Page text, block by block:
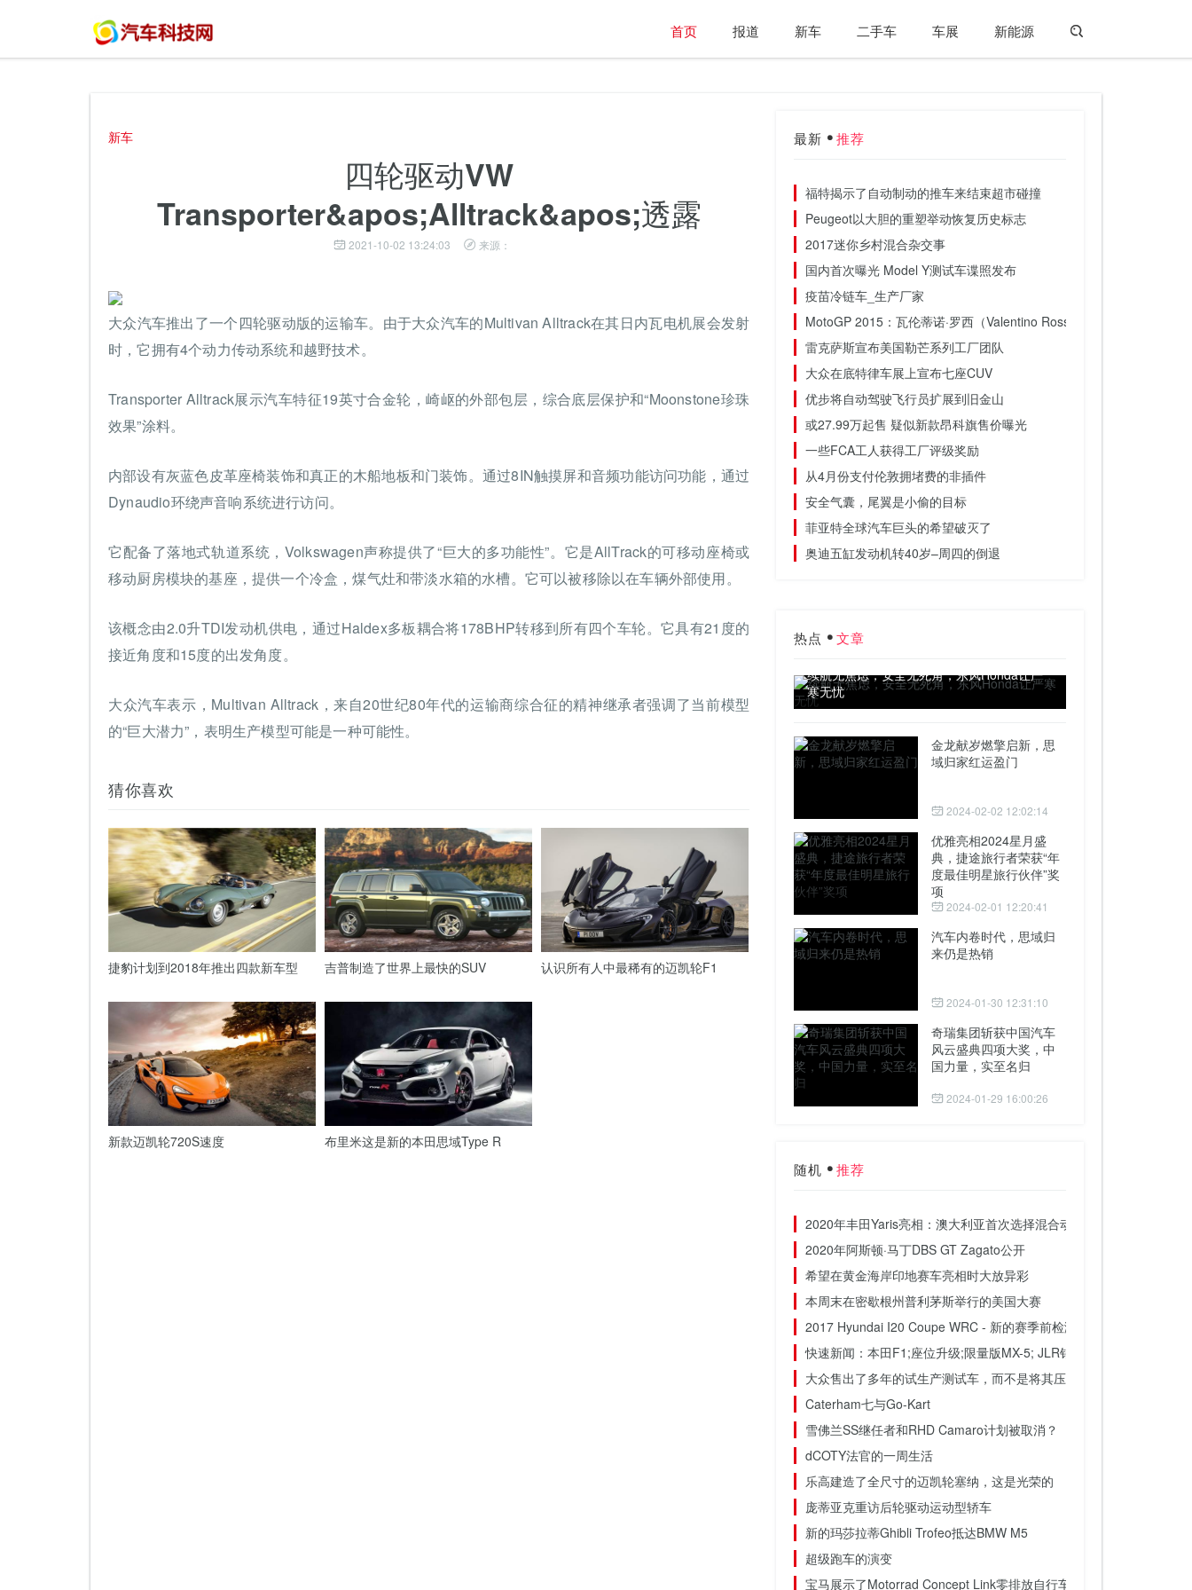
首页 报道 新车 二手车 车展 新能源
新车
四轮驱动VW
Transporter&apos;Alltrack&apos;透露
2021-10-02 13:24:03 来源：
大众汽车推出了一个四轮驱动版的运输车。由于大众汽车的Multivan Alltrack在其日内瓦电机展会发射
时，它拥有4个动力传动系统和越野技术。
Transporter Alltrack展示汽车特征19英寸合金轮，崎岖的外部包层，综合底层保护和“Moonstone珍珠
效果”涂料。
内部设有灰蓝色皮革座椅装饰和真正的木船地板和门装饰。通过8IN触摸屏和音频功能访问功能，通过
Dynaudio环绕声音响系统进行访问。
它配备了落地式轨道系统，Volkswagen声称提供了“巨大的多功能性”。它是AllTrack的可移动座椅或
移动厨房模块的基座，提供一个冷盒，煤气灶和带淡水箱的水槽。它可以被移除以在车辆外部使用。
该概念由2.0升TDI发动机供电，通过Haldex多板耦合将178BHP转移到所有四个车轮。它具有21度的
接近角度和15度的出发角度。
大众汽车表示，Multivan Alltrack，来自20世纪80年代的运输商综合征的精神继承者强调了当前模型
的“巨大潜力”，表明生产模型可能是一种可能性。
猜你喜欢
捷豹计划到2018年推出四款新车型 吉普制造了世界上最快的SUV 认识所有人中最稀有的迈凯轮F1
新款迈凯轮720S速度 布里米这是新的本田思域Type R
最新 推荐
福特揭示了自动制动的推车来结束超市碰撞
Peugeot以大胆的重塑举动恢复历史标志
2017迷你乡村混合杂交事
国内首次曝光 Model Y测试车谍照发布
疫苗冷链车_生产厂家
MotoGP 2015：瓦伦蒂诺·罗西（Valentino Rossi）赢得荷兰大奖赛
雷克萨斯宣布美国勒芒系列工厂团队
大众在底特律车展上宣布七座CUV
优步将自动驾驶飞行员扩展到旧金山
或27.99万起售 疑似新款昂科旗售价曝光
一些FCA工人获得工厂评级奖励
从4月份支付伦敦拥堵费的非插件
安全气囊，尾翼是小偷的目标
菲亚特全球汽车巨头的希望破灭了
奥迪五缸发动机转40岁–周四的倒退
热点 文章
续航无焦虑，安全无死角，东风Honda让严
寒无忧
金龙献岁燃擎启新，思
域归家红运盈门
2024-02-02 12:02:14
优雅亮相2024星月盛
典，捷途旅行者荣获“年
度最佳明星旅行伙伴”奖
项
2024-02-01 12:20:41
汽车内卷时代，思域归
来仍是热销
2024-01-30 12:31:10
奇瑞集团斩获中国汽车
风云盛典四项大奖，中
国力量，实至名归
2024-01-29 16:00:26
随机 推荐
2020年丰田Yaris亮相：澳大利亚首次选择混合动力
2020年阿斯顿·马丁DBS GT Zagato公开
希望在黄金海岸印地赛车亮相时大放异彩
本周末在密歇根州普利茅斯举行的美国大赛
2017 Hyundai I20 Coupe WRC - 新的赛季前检测照片
快速新闻：本田F1;座位升级;限量版MX-5; JLR销售攀登; Mokka生产
大众售出了多年的试生产测试车，而不是将其压碎
Caterham七与Go-Kart
雪佛兰SS继任者和RHD Camaro计划被取消？
dCOTY法官的一周生活
乐高建造了全尺寸的迈凯轮塞纳，这是光荣的
庞蒂亚克重访后轮驱动运动型轿车
新的玛莎拉蒂Ghibli Trofeo抵达BMW M5
超级跑车的演变
宝马展示了Motorrad Concept Link零排放自行车